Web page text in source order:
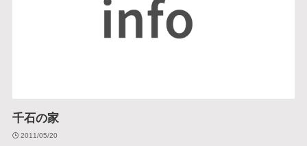
千石の家
2011/05/20